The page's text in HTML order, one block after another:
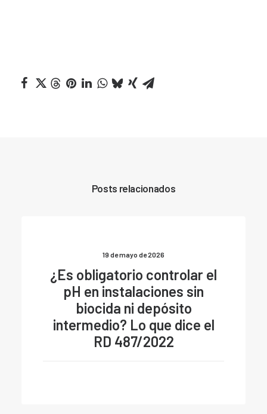
Posts relacionados
19 de mayo de 2026
¿Es obligatorio controlar el
pH en instalaciones sin
biocida ni depósito
intermedio? Lo que dice el
RD 487/2022